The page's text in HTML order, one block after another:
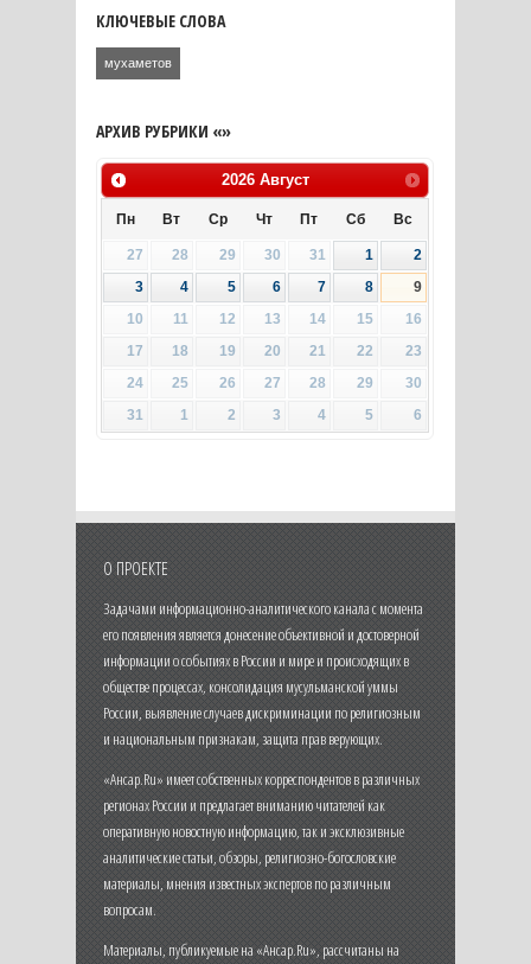
КЛЮЧЕВЫЕ СЛОВА
мухаметов
АРХИВ РУБРИКИ «»
2026 Август
Пн Вт Ср Чт Пт Сб Вс
27 28 29 30 31 1
2
3
4 5 6 7 8
9
10
11 12 13 14 15
16
17
18 19 20 21 22
23
24
25 26 27 28 29
30
31
1 2 3 4 5 6
О ПРОЕКТЕ
Задачами информационно-аналитического канала с момента
его появления является донесение объективной и достоверной
информации о событиях в России и мире и происходящих в
обществе процессах, консолидация мусульманской уммы
России, выявление случаев дискриминации по религиозным
и национальным признакам, защита прав верующих.
«Ансар.Ru» имеет собственных корреспондентов в различных
регионах России и предлагает вниманию читателей как
оперативную новостную информацию, так и эксклюзивные
аналитические статьи, обзоры, религиозно-богословские
материалы, мнения известных экспертов по различным
вопросам.
Материалы, публикуемые на «Ансар.Ru», рассчитаны на